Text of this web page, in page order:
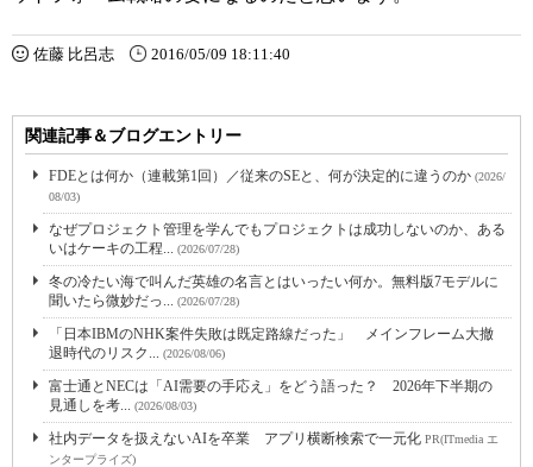
佐藤 比呂志 2016/05/09 18:11:40
関連記事＆ブログエントリー
FDEとは何か（連載第1回）／従来のSEと、何が決定的に違うのか (2026/
08/03)
なぜプロジェクト管理を学んでもプロジェクトは成功しないのか、ある
いはケーキの工程... (2026/07/28)
冬の冷たい海で叫んだ英雄の名言とはいったい何か。無料版7モデルに
聞いたら微妙だっ... (2026/07/28)
「日本IBMのNHK案件失敗は既定路線だった」 メインフレーム大撤
退時代のリスク... (2026/08/06)
富士通とNECは「AI需要の手応え」をどう語った？ 2026年下半期の
見通しを考... (2026/08/03)
社内データを扱えないAIを卒業 アプリ横断検索で一元化 PR(ITmedia エ
ンタープライズ)